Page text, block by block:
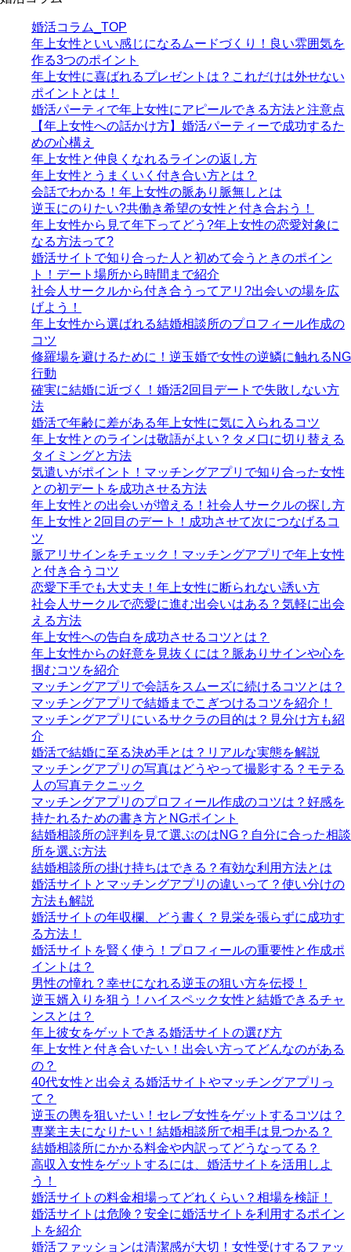
婚活コラム_TOP
年上女性といい感じになるムードづくり！良い雰囲気を
作る3つのポイント
年上女性に喜ばれるプレゼントは？これだけは外せない
ポイントとは！
婚活パーティで年上女性にアピールできる方法と注意点
【年上女性への話かけ方】婚活パーティーで成功するた
めの心構え
年上女性と仲良くなれるラインの返し方
年上女性とうまくいく付き合い方とは？
会話でわかる！年上女性の脈あり脈無しとは
逆玉にのりたい?共働き希望の女性と付き合おう！
年上女性から見て年下ってどう?年上女性の恋愛対象に
なる方法って?
婚活サイトで知り合った人と初めて会うときのポイン
ト！デート場所から時間まで紹介
社会人サークルから付き合うってアリ?出会いの場を広
げよう！
年上女性から選ばれる結婚相談所のプロフィール作成の
コツ
修羅場を避けるために！逆玉婚で女性の逆鱗に触れるNG
行動
確実に結婚に近づく！婚活2回目デートで失敗しない方
法
婚活で年齢に差がある年上女性に気に入られるコツ
年上女性とのラインは敬語がよい？タメ口に切り替える
タイミングと方法
気遣いがポイント！マッチングアプリで知り合った女性
との初デートを成功させる方法
年上女性との出会いが増える！社会人サークルの探し方
年上女性と2回目のデート！成功させて次につなげるコ
ツ
脈アリサインをチェック！マッチングアプリで年上女性
と付き合うコツ
恋愛下手でも大丈夫！年上女性に断られない誘い方
社会人サークルで恋愛に進む出会いはある？気軽に出会
える方法
年上女性への告白を成功させるコツとは？
年上女性からの好意を見抜くには？脈ありサインや心を
掴むコツを紹介
マッチングアプリで会話をスムーズに続けるコツとは？
マッチングアプリで結婚までこぎつけるコツを紹介！
マッチングアプリにいるサクラの目的は？見分け方も紹
介
婚活で結婚に至る決め手とは？リアルな実態を解説
マッチングアプリの写真はどうやって撮影する？モテる
人の写真テクニック
マッチングアプリのプロフィール作成のコツは？好感を
持たれるための書き方とNGポイント
結婚相談所の評判を見て選ぶのはNG？自分に合った相談
所を選ぶ方法
結婚相談所の掛け持ちはできる？有効な利用方法とは
婚活サイトとマッチングアプリの違いって？使い分けの
方法も解説
婚活サイトの年収欄、どう書く？見栄を張らずに成功す
る方法！
婚活サイトを賢く使う！プロフィールの重要性と作成ポ
イントは？
男性の憧れ？幸せになれる逆玉の狙い方を伝授！
逆玉婿入りを狙う！ハイスペック女性と結婚できるチャ
ンスとは？
年上彼女をゲットできる婚活サイトの選び方
年上女性と付き合いたい！出会い方ってどんなのがある
の？
40代女性と出会える婚活サイトやマッチングアプリっ
て？
逆玉の輿を狙いたい！セレブ女性をゲットするコツは？
専業主夫になりたい！結婚相談所で相手は見つかる？
結婚相談所にかかる料金や内訳ってどうなってる？
高収入女性をゲットするには、婚活サイトを活用しよ
う！
婚活サイトの料金相場ってどれくらい？相場を検証！
婚活サイトは危険？安全に婚活サイトを利用するポイン
トを紹介
婚活ファッションは清潔感が大切！女性受けするファッ